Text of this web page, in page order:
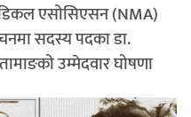
एसोसिएसन (NMA)
सदस्य पदका डा.
उम्मेदवार घोषणा